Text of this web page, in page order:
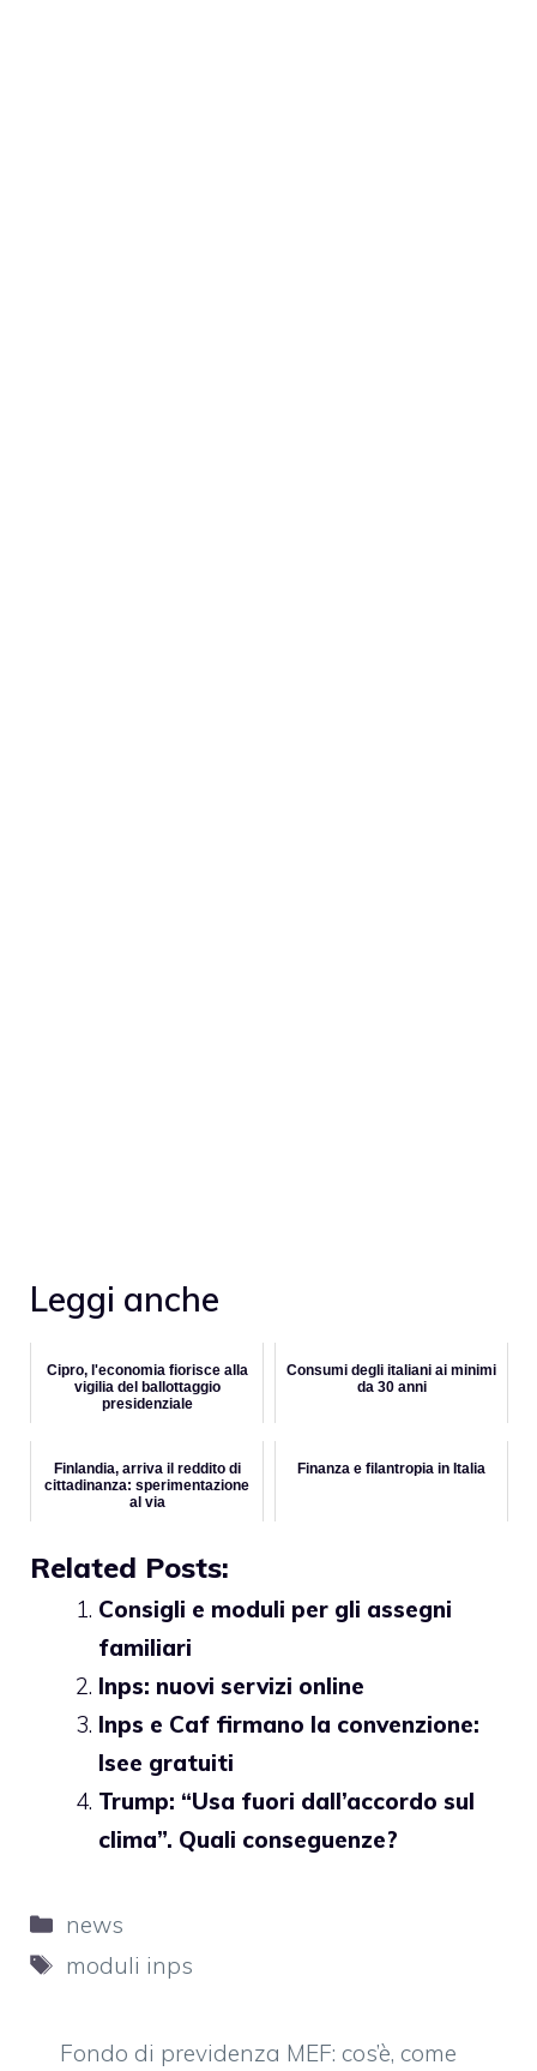
Leggi anche
Cipro, l'economia fiorisce alla
vigilia del ballottaggio
presidenziale
Consumi degli italiani ai minimi
da 30 anni
Finlandia, arriva il reddito di
cittadinanza: sperimentazione
al via
Finanza e filantropia in Italia
Related Posts:
Consigli e moduli per gli assegni
familiari
Inps: nuovi servizi online
Inps e Caf firmano la convenzione:
Isee gratuiti
Trump: “Usa fuori dall’accordo sul
clima”. Quali conseguenze?
Categorie
news
Tag
moduli inps
Fondo di previdenza MEF: cos’è, come